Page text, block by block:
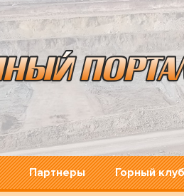
Партнеры Горный клуб